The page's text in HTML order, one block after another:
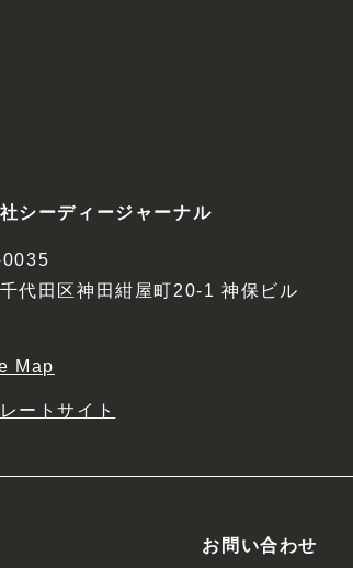
シーディージャーナル
代田区神田紺屋町20-1 神保ビル
Map
ートサイト
お問い合わせ